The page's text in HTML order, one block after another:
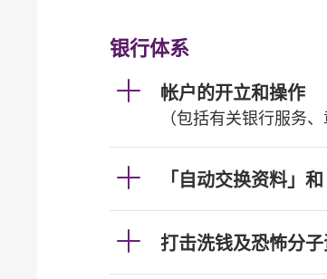
银行体系
帐户的开立和操作
（包括有关银行服务
「自动交换资料」
打击洗钱及恐怖分